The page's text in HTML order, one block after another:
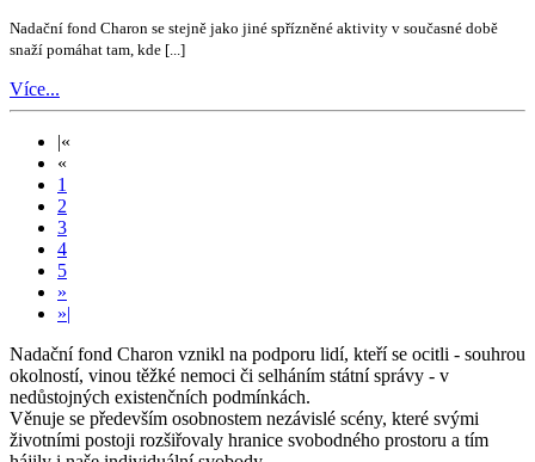
Nadační fond Charon se stejně jako jiné spřízněné aktivity v současné době
snaží pomáhat tam, kde [...]
Více...
|«
«
1
2
3
4
5
»
»|
Nadační fond Charon vznikl na podporu lidí, kteří se ocitli - souhrou
okolností, vinou těžké nemoci či selháním státní správy - v
nedůstojných existenčních podmínkách.
Věnuje se především osobnostem nezávislé scény, které svými
životními postoji rozšiřovaly hranice svobodného prostoru a tím